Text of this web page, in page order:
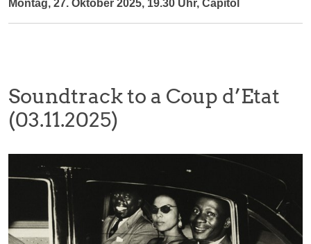
Montag, 27. Oktober 2025, 19.30 Uhr, Capitol
Soundtrack to a Coup d’Etat
(03.11.2025)